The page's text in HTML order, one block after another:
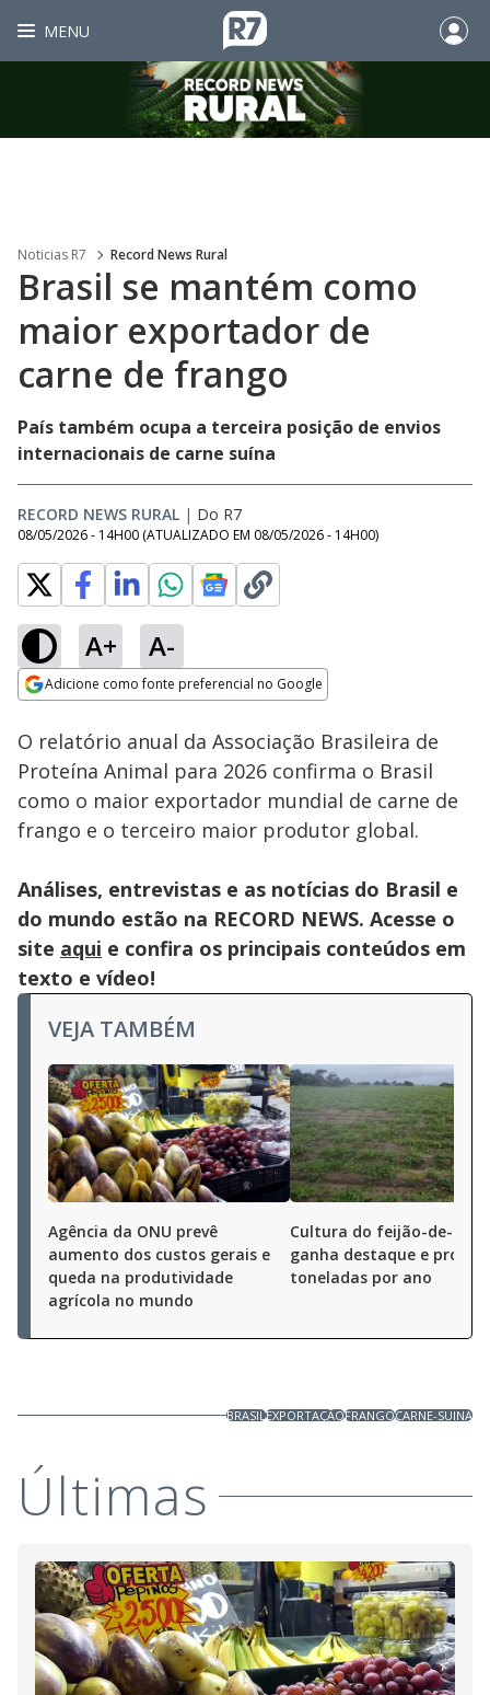
MENU
Noticias R7 Record News Rural
Brasil se mantém como
maior exportador de
carne de frango
País também ocupa a terceira posição de envios
internacionais de carne suína
RECORD NEWS RURAL | Do R7
08/05/2026 - 14H00 (ATUALIZADO EM 08/05/2026 - 14H00)
A+ A-
Adicione como fonte preferencial no Google
Ativar
Loaded:
5.50%
O relatório anual da Associação Brasileira de
Proteína Animal para 2026 confirma o Brasil
como o maior exportador mundial de carne de
frango e o terceiro maior produtor global.
Análises, entrevistas e as notícias do Brasil e
do mundo estão na RECORD NEWS. Acesse o
site aqui e confira os principais conteúdos em
texto e vídeo!
VEJA TAMBÉM
Agência da ONU prevê
aumento dos custos gerais e
queda na produtividade
agrícola no mundo
Cultura do feijão-de-
ganha destaque e produz
toneladas por ano
BRASILEXPORTAÇÃOFRANGOCARNE-SUINA
Últimas